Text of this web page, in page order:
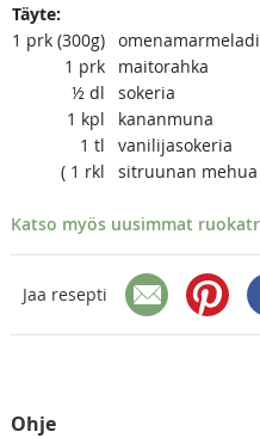
Täyte:
1 prk (300g)
1 prk
maitorahka
½ dl
sokeria
1 kpl
kananmuna
1 tl
vanilijasokeria
( 1 rkl sitruunan mehua
Katso myös uusimmat
Jaa resepti
Ohje